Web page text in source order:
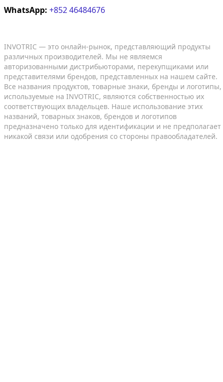
WhatsApp: +852 46484676
INVOTRIC — это онлайн-рынок, представляющий продукты
различных производителей. Мы не являемся
авторизованными дистрибьюторами, перекупщиками или
представителями брендов, представленных на нашем сайте.
Все названия продуктов, товарные знаки, бренды и логотипы,
используемые на INVOTRIC, являются собственностью их
соответствующих владельцев. Наше использование этих
названий, товарных знаков, брендов и логотипов
предназначено только для идентификации и не предполагает
никакой связи или одобрения со стороны правообладателей.